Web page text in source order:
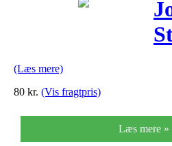
(Læs mere)
80 kr. (Vis fragtpris)
Læs mere »